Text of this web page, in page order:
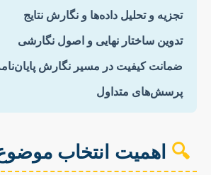
تجزیه و تحلیل داده‌ها و نگارش نتایج
تدوین ساختار نهایی و اصول نگارشی
ضمانت کیفیت در مسیر نگارش
پرسش‌های متداول
🔍 اهمیت انتخاب موضوع